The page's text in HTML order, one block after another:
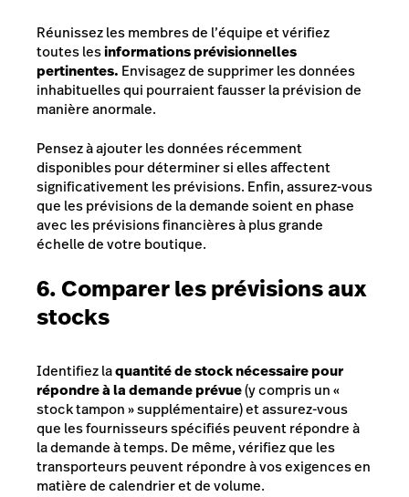
Réunissez les membres de l’équipe et vérifiez
toutes lesinformations prévisionnelles
pertinentes. Envisagez de supprimer les données
inhabituelles qui pourraient fausser la prévision de
manière anormale.
Pensez à ajouter les données récemment
disponibles pour déterminer si elles affectent
significativement les prévisions. Enfin, assurez-vous
que les prévisions de la demande soient en phase
avec les prévisions financières à plus grande
échelle de votre boutique.
6. Comparer les prévisions aux
stocks
Identifiez laquantité de stock nécessaire pour
répondre à la demande prévue(y compris un«
stock tampon»supplémentaire) et assurez-vous
que les fournisseurs spécifiés peuvent répondre à
la demande à temps. De même, vérifiez que les
transporteurs peuvent répondre à vos exigences en
matière de calendrier et de volume.